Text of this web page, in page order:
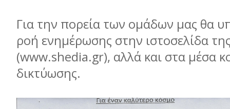
Για την πορεία των ομάδων μας θα
ροή ενημέρωσης στην ιστοσελίδα
(www.shedia.gr), αλλά και στα μέσα
δικτύωσης.